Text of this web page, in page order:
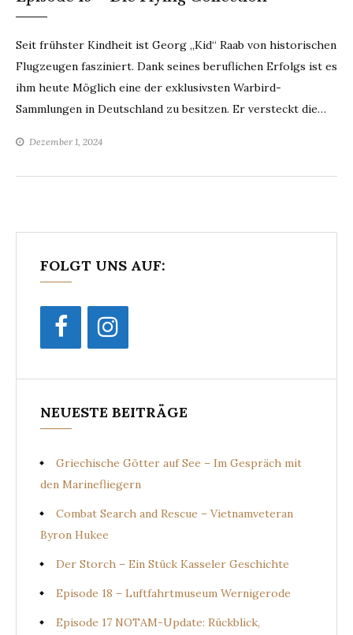
Seit frühster Kindheit ist Georg „Kid“ Raab von historischen
Flugzeugen fasziniert. Dank seines beruflichen Erfolgs ist es
ihm heute Möglich eine der exklusivsten Warbird-
Sammlungen in Deutschland zu besitzen. Er versteckt die…
Dezember 1, 2024
FOLGT UNS AUF:
NEUESTE BEITRÄGE
Griechische Götter auf See – Im Gespräch mit
den Marinefliegern
Combat Search and Rescue – Vietnamveteran
Byron Hukee
Der Storch – Ein Stück Kasseler Geschichte
Episode 18 – Luftfahrtmuseum Wernigerode
Episode 17 NOTAM-Update: Rückblick,